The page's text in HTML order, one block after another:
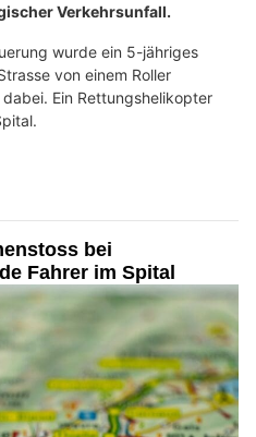
Verkehrsunfall.
wurde ein 5-jähriges
von einem Roller
Ein Rettungshelikopter
bei
Fahrer im Spital